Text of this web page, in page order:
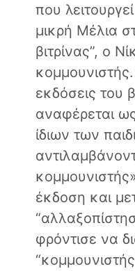
που
μικρή Μέλια
βιτρίνας”, ο
εκδόσεις του
αναφέρεται
ίδιων των
έκδοση και
φρόντισε να